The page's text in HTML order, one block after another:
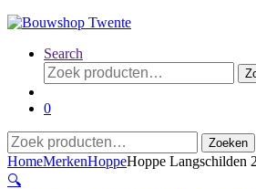
Search
Zoeken
naar:
0
Zoeken
naar:
Zoeken
HomeMerkenHoppeHoppe Langschilden
🔍